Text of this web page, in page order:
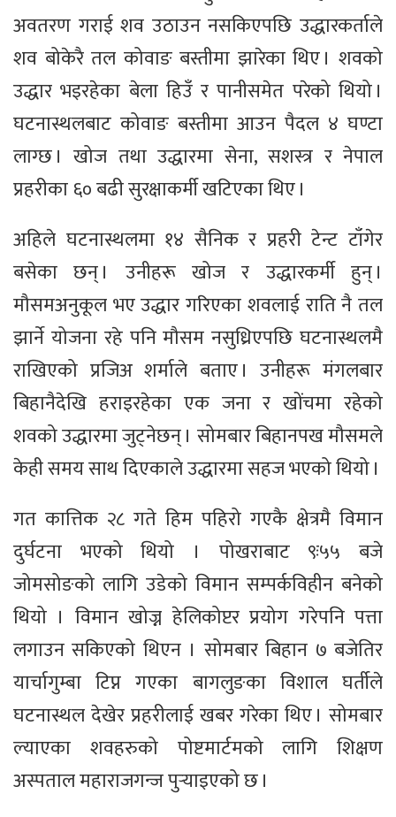
अवतरण गराई शव उठाउन नसकिएपछि उद्धारकर्ताले
शव बोकेरै तल कोवाङ बस्तीमा झारेका थिए । शवको
उद्धार भइरहेका बेला हिउँ र पानीसमेत परेको थियो ।
घटनास्थलबाट कोवाङ बस्तीमा आउन पैदल ४ घण्टा
लाग्छ । खोज तथा उद्धारमा सेना, सशस्त्र र नेपाल
प्रहरीका ६० बढी सुरक्षाकर्मी खटिएका थिए ।
अहिले घटनास्थलमा १४ सैनिक र प्रहरी टेन्ट टाँगेर
बसेका छन् । उनीहरू खोज र उद्धारकर्मी हुन् ।
मौसमअनुकूल भए उद्धार गरिएका शवलाई राति नै तल
झार्ने योजना रहे पनि मौसम नसुध्रिएपछि घटनास्थलमै
राखिएको प्रजिअ शर्माले बताए । उनीहरू मंगलबार
बिहानैदेखि हराइरहेका एक जना र खोंचमा रहेको
शवको उद्धारमा जुट्नेछन् । सोमबार बिहानपख मौसमले
केही समय साथ दिएकाले उद्धारमा सहज भएको थियो ।
गत कात्तिक २८ गते हिम पहिरो गएकै क्षेत्रमै विमान
दुर्घटना भएको थियो । पोखराबाट ९ः५५ बजे
जोमसोङको लागि उडेको विमान सम्पर्कविहीन बनेको
थियो । विमान खोज्न हेलिकोप्टर प्रयोग गरेपनि पत्ता
लगाउन सकिएको थिएन । सोमबार बिहान ७ बजेतिर
यार्चागुम्बा टिप्न गएका बागलुङका विशाल घर्तीले
घटनास्थल देखेर प्रहरीलाई खबर गरेका थिए । सोमबार
ल्याएका शवहरुको पोष्टमार्टमको लागि शिक्षण
अस्पताल महाराजगन्ज पुर्‍याइएको छ ।